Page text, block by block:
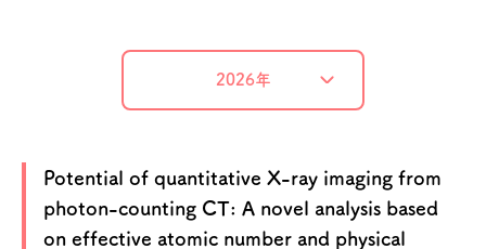
2026年
Potential of quantitative X-ray imaging from
photon-counting CT: A novel analysis based
on effective atomic number and physical